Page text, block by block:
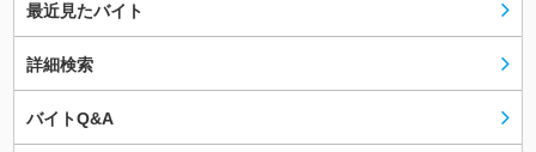
最近見たバイト
詳細検索
バイトQ&A